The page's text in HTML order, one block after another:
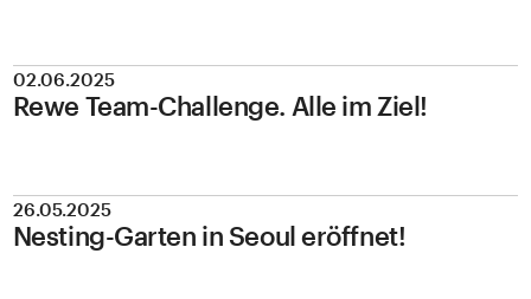
02.06.2025
Rewe Team-Challenge. Alle im Ziel!
26.05.2025
Nesting-Garten in Seoul eröffnet!